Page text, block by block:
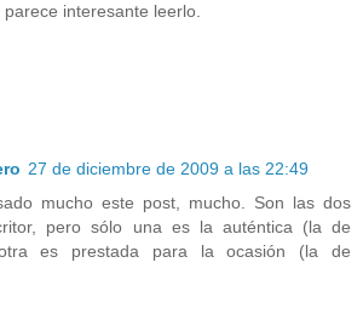
interesante leerlo.
27 de diciembre de 2009 a las 22:49
mucho este post, mucho. Son las dos
pero sólo una es la auténtica (la de
es prestada para la ocasión (la de